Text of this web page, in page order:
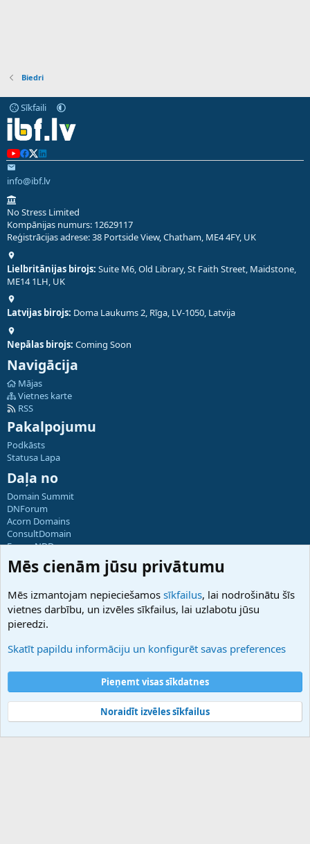
Biedri
Sīkfaili
info@ibf.lv
No Stress Limited
Kompānijas numurs: 12629117
Reģistrācijas adrese: 38 Portside View, Chatham, ME4 4FY, UK
Lielbritānijas birojs: Suite M6, Old Library, St Faith Street, Maidstone,
ME14 1LH, UK
Latvijas birojs: Doma Laukums 2, Rīga, LV-1050, Latvija
Nepālas birojs: Coming Soon
Navigācija
Mājas
Vietnes karte
RSS
Pakalpojumu
Podkāsts
Statusa Lapa
Daļa no
Domain Summit
DNForum
Acorn Domains
ConsultDomain
ForumNDD
Domainforum.ro
27.be
Hostmaria
Atbalsts
Palīdzība
Noteikumi un nosacījumi
Privātuma politika
Community platform by XenForo® © 2010-2025 XenForo Ltd.
Mēs cienām jūsu privātumu
Mēs izmantojam nepieciešamos sīkfailus, lai nodrošinātu šīs
vietnes darbību, un izvēles sīkfailus, lai uzlabotu jūsu
pieredzi.
Skatīt papildu informāciju un konfigurēt savas preferences
Pieņemt visas sīkdatnes
Noraidīt izvēles sīkfailus